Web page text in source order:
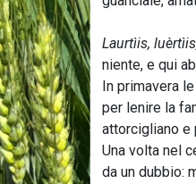
Laurtìis,
niente, e qui
In primavera
per lenire la
attorcigliano e
Una volta nel
da un dubbio: